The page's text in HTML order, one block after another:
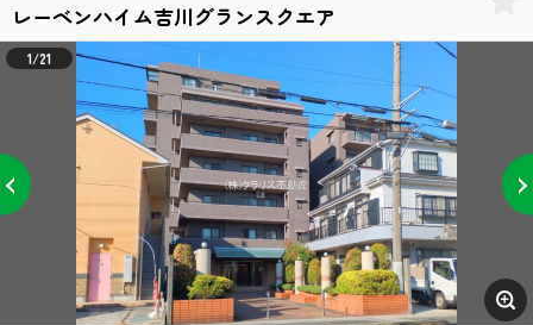
レーベンハイム吉川グランスクエア
1/21